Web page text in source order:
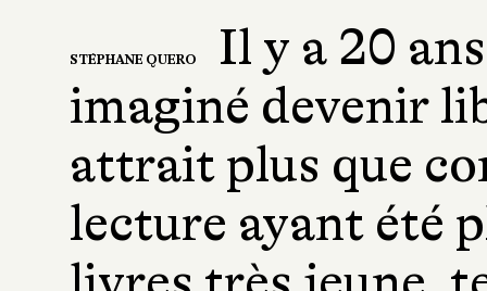
STÉPHANE QUERO
Il y a 20
imaginé devenir
attrait plus que
lecture ayant été